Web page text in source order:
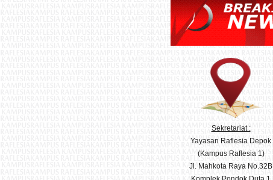
Sekretariat :
Yayasan Raflesia Depok
(Kampus Raflesia 1)
Jl. Mahkota Raya No.32B